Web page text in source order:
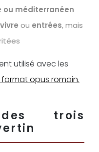
ou méditerranéen
ou entrées, mais
utilisé avec les
opus romain.
trois